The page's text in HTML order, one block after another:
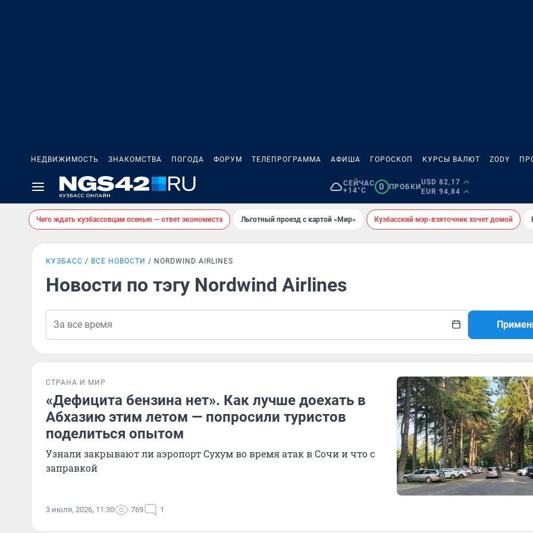
НЕДВИЖИМОСТЬ ЗНАКОМСТВА ПОГОДА ФОРУМ ТЕЛЕПРОГРАММА АФИША ГОРОСКОП КУРСЫ ВАЛЮТ ZODY
СЕЙЧАС
+14°C
0 ПРОБКИ
USD 82,17
EUR 94,84
Чего ждать кузбассовцам осенью — ответ экономиста Льготный проезд с картой «Мир» Кузбасский мэр-взяточник хочет домой
КУЗБАСС ВСЕ НОВОСТИ NORDWIND AIRLINES
Новости по тэгу Nordwind Airlines
СТРАНА И МИР
«Дефицита бензина нет». Как лучше доехать в
Абхазию этим летом — попросили туристов
поделиться опытом
Узнали закрывают ли аэропорт Сухум во время атак в Сочи и что с
заправкой
3 июля, 2026, 11:30 769 1